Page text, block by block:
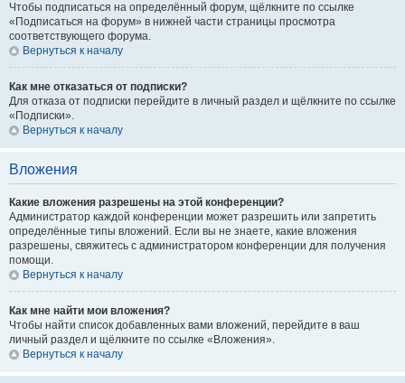
Чтобы подписаться на определённый форум, щёлкните по ссылке
«Подписаться на форум» в нижней части страницы просмотра
соответствующего форума.
Вернуться к началу
Как мне отказаться от подписки?
Для отказа от подписки перейдите в личный раздел и щёлкните по ссылке
«Подписки».
Вернуться к началу
Вложения
Какие вложения разрешены на этой конференции?
Администратор каждой конференции может разрешить или запретить
определённые типы вложений. Если вы не знаете, какие вложения
разрешены, свяжитесь с администратором конференции для получения
помощи.
Вернуться к началу
Как мне найти мои вложения?
Чтобы найти список добавленных вами вложений, перейдите в ваш
личный раздел и щёлкните по ссылке «Вложения».
Вернуться к началу